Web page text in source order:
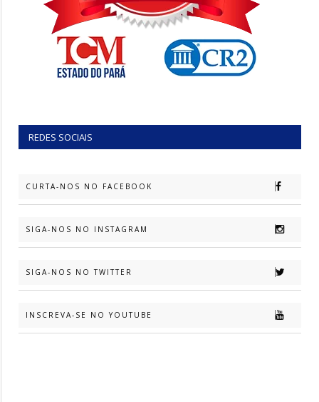
REDES SOCIAIS
CURTA-NOS NO FACEBOOK
SIGA-NOS NO INSTAGRAM
SIGA-NOS NO TWITTER
INSCREVA-SE NO YOUTUBE